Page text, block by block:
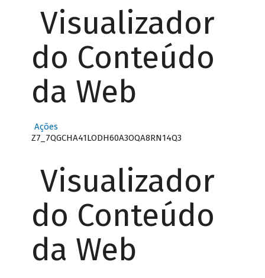
Visualizador
do Conteúdo
da Web
Ações
Z7_7QGCHA41LODH60A3OQA8RN14Q3
Visualizador
do Conteúdo
da Web